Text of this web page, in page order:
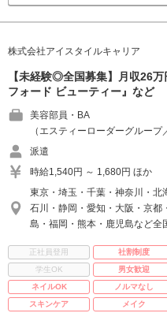
株式会社アイスタイルキャリア
【未経験◎全国募集】月収26
フォード ビューティー』など
美容部員・BA
（エスティーローダーグルー
派遣
時給1,540円 ～ 1,680円 ほか
東京・埼玉・千葉・神奈川・北
石川・静岡・愛知・大阪・京都
島・福岡・熊本・鹿児島など全
正社員登用 社割制度
学生OK
男女歓迎
ネイルOK
ノルマなし
スキンケア
メイク